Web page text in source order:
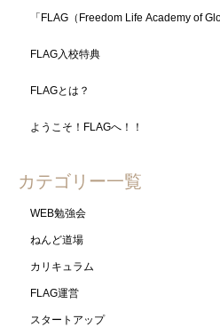
「FLAG（Freedom Life Academy of
FLAG入校特典
FLAGとは？
ようこそ！FLAGへ！！
カテゴリー一覧
WEB勉強会
ねんど道場
カリキュラム
FLAG運営
スタートアップ